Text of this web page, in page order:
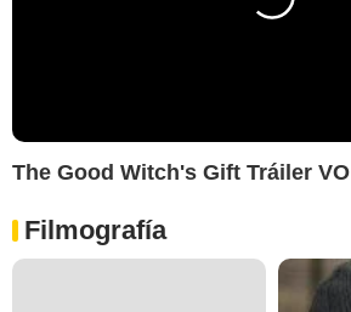
The Good Witch's Gift Tráiler VO
Filmografía